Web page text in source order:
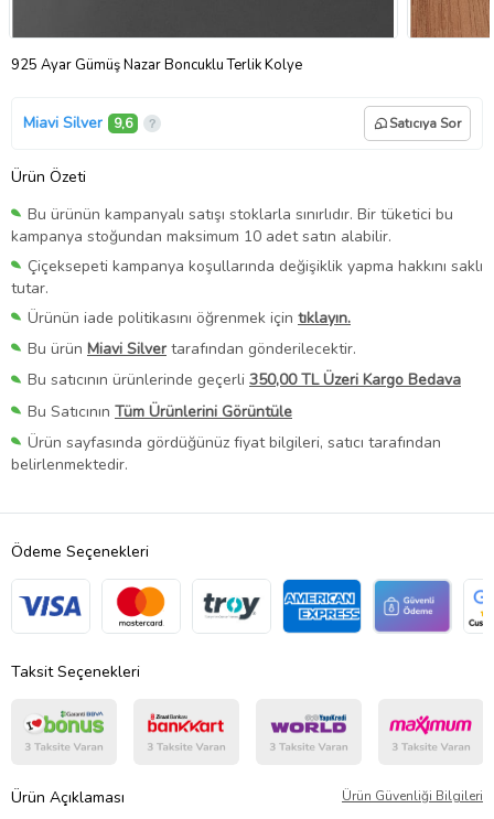
925 Ayar Gümüş Nazar Boncuklu Terlik Kolye
Miavi Silver 9,6 Satıcıya Sor
Ürün Özeti
Bu ürünün kampanyalı satışı stoklarla sınırlıdır. Bir tüketici bu
kampanya stoğundan maksimum 10 adet satın alabilir.
Çiçeksepeti kampanya koşullarında değişiklik yapma hakkını saklı
tutar.
Ürünün iade politikasını öğrenmek için tıklayın.
Bu ürün Miavi Silver tarafından gönderilecektir.
Bu satıcının ürünlerinde geçerli 350,00 TL Üzeri Kargo Bedava
Bu Satıcının Tüm Ürünlerini Görüntüle
Ürün sayfasında gördüğünüz fiyat bilgileri, satıcı tarafından
belirlenmektedir.
Ödeme Seçenekleri
Taksit Seçenekleri
Ürün Açıklaması Ürün Güvenliği Bilgileri